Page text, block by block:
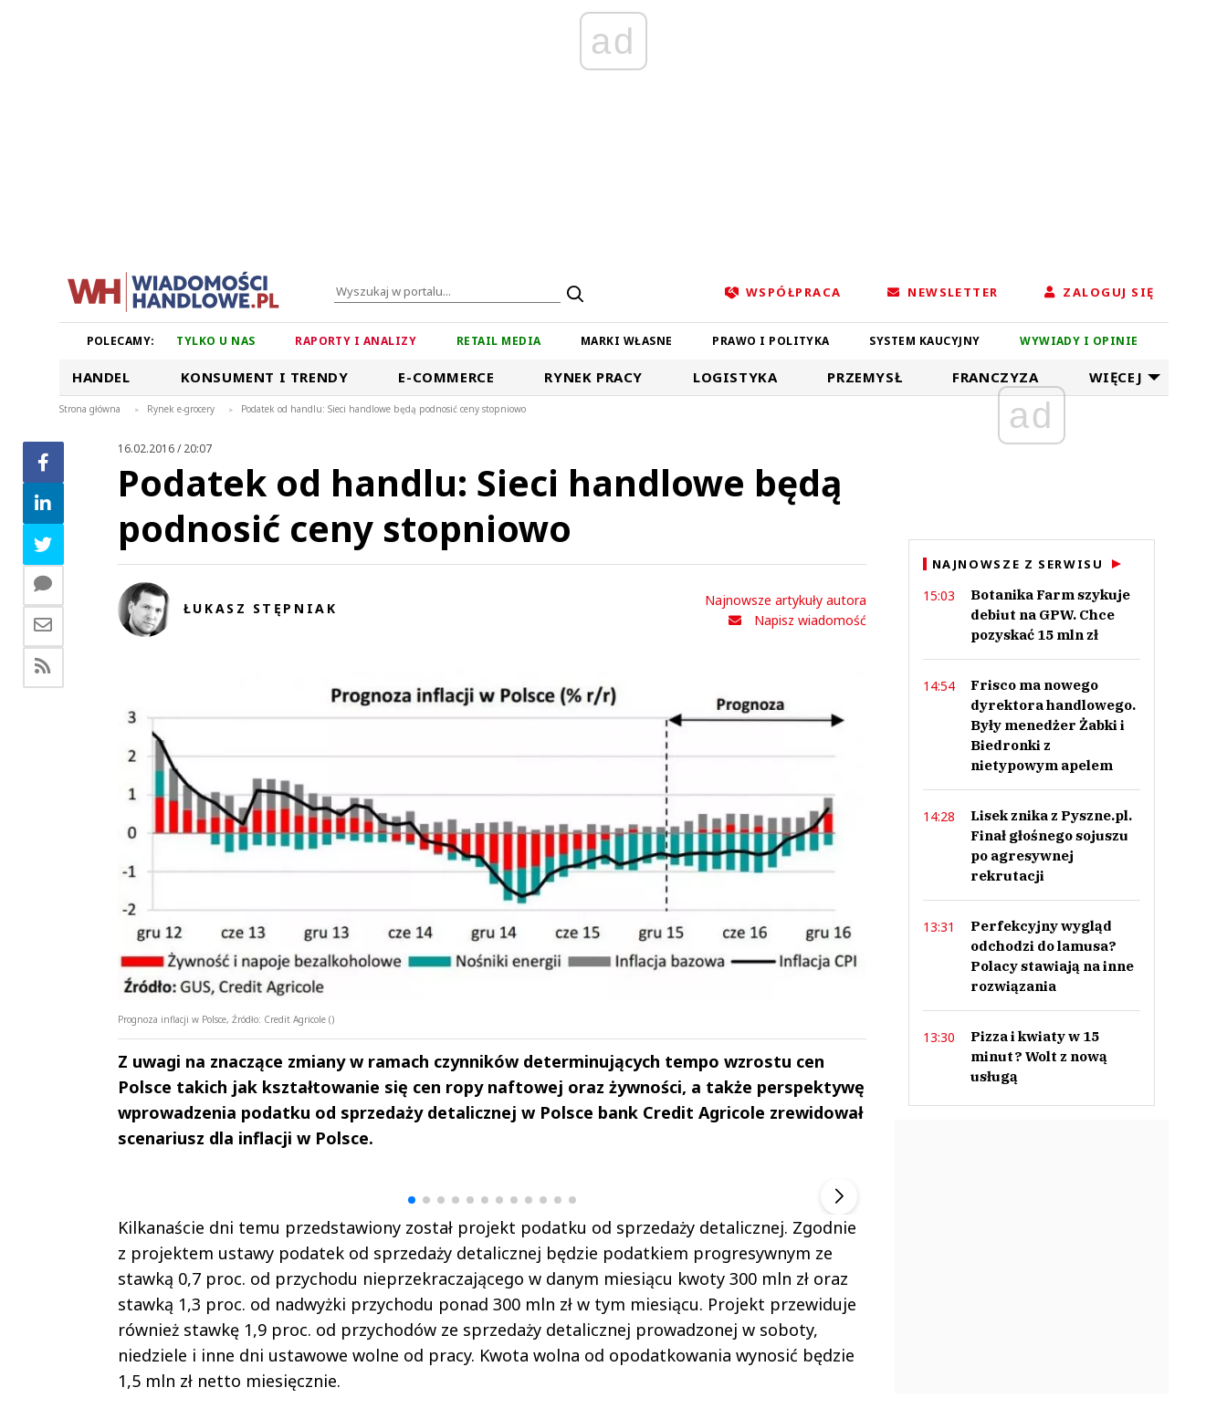
ad
WSPÓŁPRACA NEWSLETTER ZALOGUJ SIĘ
POLECAMY: TYLKO U NAS RAPORTY I ANALIZY RETAIL MEDIA MARKI WŁASNE PRAWO I POLITYKA SYSTEM KAUCYJNY WYWIADY I OPINIE
HANDEL KONSUMENT I TRENDY E-COMMERCE RYNEK PRACY LOGISTYKA PRZEMYSŁ FRANCZYZA WIĘCEJ
Strona główna > Rynek e-grocery > Podatek od handlu: Sieci handlowe będą podnosić ceny stopniowo
16.02.2016 / 20:07
Podatek od handlu: Sieci handlowe będą
podnosić ceny stopniowo
ŁUKASZ STĘPNIAK
Najnowsze artykuły autora
Napisz wiadomość
Prognoza inflacji w Polsce, Źródło: Credit Agricole ()
Z uwagi na znaczące zmiany w ramach czynników determinujących tempo wzrostu cen
Polsce takich jak kształtowanie się cen ropy naftowej oraz żywności, a także perspektywę
wprowadzenia podatku od sprzedaży detalicznej w Polsce bank Credit Agricole zrewidował
scenariusz dla inflacji w Polsce.
Kilkanaście dni temu przedstawiony został projekt podatku od sprzedaży detalicznej. Zgodnie
z projektem ustawy podatek od sprzedaży detalicznej będzie podatkiem progresywnym ze
stawką 0,7 proc. od przychodu nieprzekraczającego w danym miesiącu kwoty 300 mln zł oraz
stawką 1,3 proc. od nadwyżki przychodu ponad 300 mln zł w tym miesiącu. Projekt przewiduje
również stawkę 1,9 proc. od przychodów ze sprzedaży detalicznej prowadzonej w soboty,
niedziele i inne dni ustawowe wolne od pracy. Kwota wolna od opodatkowania wynosić będzie
1,5 mln zł netto miesięcznie.
Andrzej i Marta
Marta i Andrzej
ad
NAJNOWSZE Z SERWISU
15:03
Botanika Farm szykuje
debiut na GPW. Chce
pozyskać 15 mln zł
14:54
Frisco ma nowego
dyrektora handlowego.
Były menedżer Żabki i
Biedronki z
nietypowym apelem
14:28
Lisek znika z Pyszne.pl.
Finał głośnego sojuszu
po agresywnej
rekrutacji
13:31
Perfekcyjny wygląd
odchodzi do lamusa?
Polacy stawiają na inne
rozwiązania
13:30
Pizza i kwiaty w 15
minut? Wolt z nową
usługą